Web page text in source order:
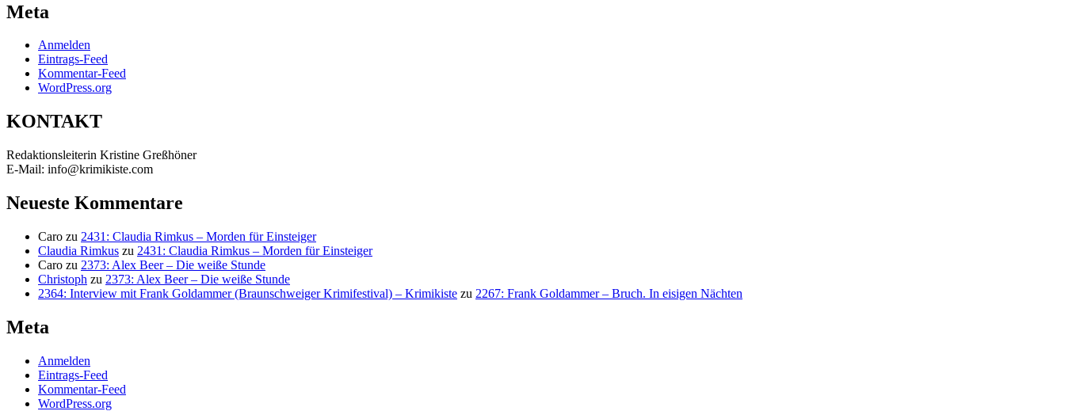
Meta
Anmelden
Eintrags-Feed
Kommentar-Feed
WordPress.org
KONTAKT
Redaktionsleiterin Kristine Greßhöner
E-Mail: info@krimikiste.com
Neueste Kommentare
Caro zu 2431: Claudia Rimkus – Morden für Einsteiger
Claudia Rimkus zu 2431: Claudia Rimkus – Morden für Einsteiger
Caro zu 2373: Alex Beer – Die weiße Stunde
Christoph zu 2373: Alex Beer – Die weiße Stunde
2364: Interview mit Frank Goldammer (Braunschweiger Krimifestival) – Krimikiste zu 2267: Frank Goldammer – Bruch. In eisigen Nächten
Meta
Anmelden
Eintrags-Feed
Kommentar-Feed
WordPress.org